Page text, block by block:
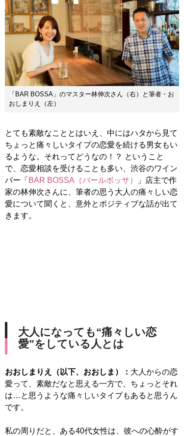
「BAR BOSSA」のマスター林伸次さん（右）と筆者・お
おしまりえ（左）
とても素敵なこととはいえ、中にはハタから見て
ちょっと痛々しいタイプの恋愛を続ける男女もい
るような。それってどうなの！？ ということ
で、恋愛相談を受けることも多い、渋谷のワイン
バー「 BAR BOSSA（バールボッサ）
」店主で作
家の林伸次さんに、筆者の思う大人の痛々しい恋
愛について聞くと、意外とポジティブな話が出て
きます。
大人になっても“痛々しい恋
愛”をしている人とは
おおしまりえ（以下、おおしま）： 大人からの恋
愛って、素敵だなと思える一方で、ちょっとそれ
は…と思うような痛々しいタイプもあると思うん
です。
私の周りだと、ある40代女性は、彼への心酔がす